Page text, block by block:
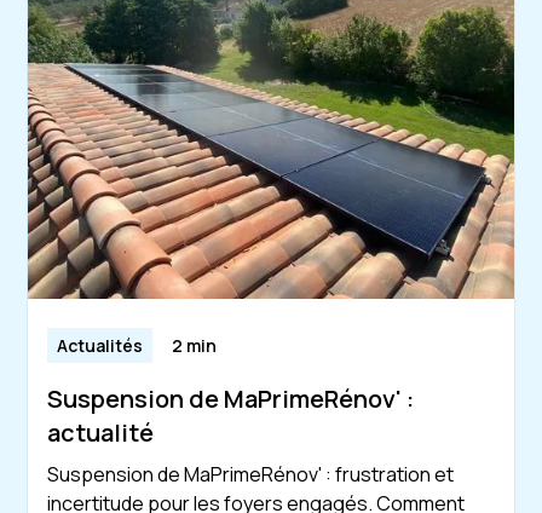
Actualités 2 min
Suspension de MaPrimeRénov' :
actualité
Suspension de MaPrimeRénov' : frustration et
incertitude pour les foyers engagés. Comment